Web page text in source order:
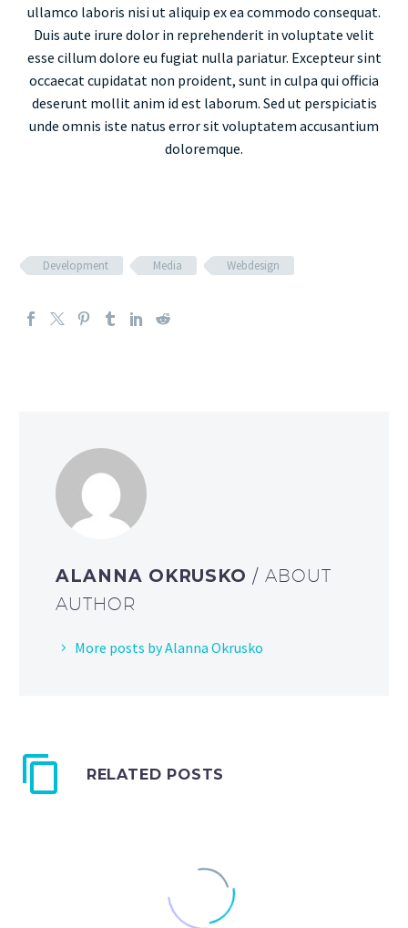
ullamco laboris nisi ut aliquip ex ea commodo consequat.
Duis aute irure dolor in reprehenderit in voluptate velit
esse cillum dolore eu fugiat nulla pariatur. Excepteur sint
occaecat cupidatat non proident, sunt in culpa qui officia
deserunt mollit anim id est laborum. Sed ut perspiciatis
unde omnis iste natus error sit voluptatem accusantium
doloremque.
Development Media Webdesign
ALANNA OKRUSKO/ ABOUT
AUTHOR
More posts by Alanna Okrusko
RELATED POSTS